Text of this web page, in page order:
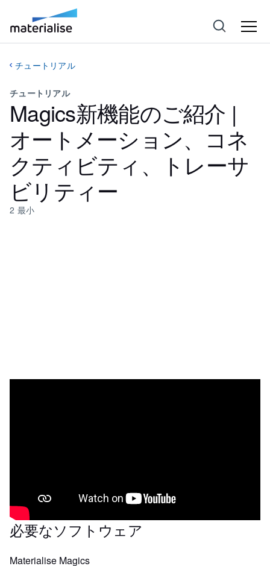
チュートリアル
チュートリアル
Magics新機能のご紹介 |
オートメーション、コネ
クティビティ、トレーサ
ビリティー
2 最小
最新機能をご覧ください。
必要なソフトウェア
Materialise Magics